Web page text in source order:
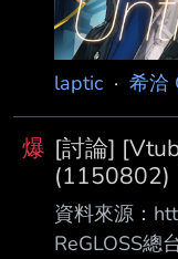
laptic · 希洽
爆 [討論]
(1150802)
資料來源：
ReGLOSS總